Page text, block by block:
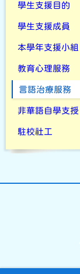
學生支援目的
學生支援成員
本學年支援小組
教育心理服務
言語治療服務
非華語自學支授
駐校社工